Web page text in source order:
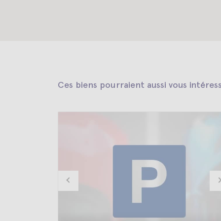
Ces biens pourraient aussi vous